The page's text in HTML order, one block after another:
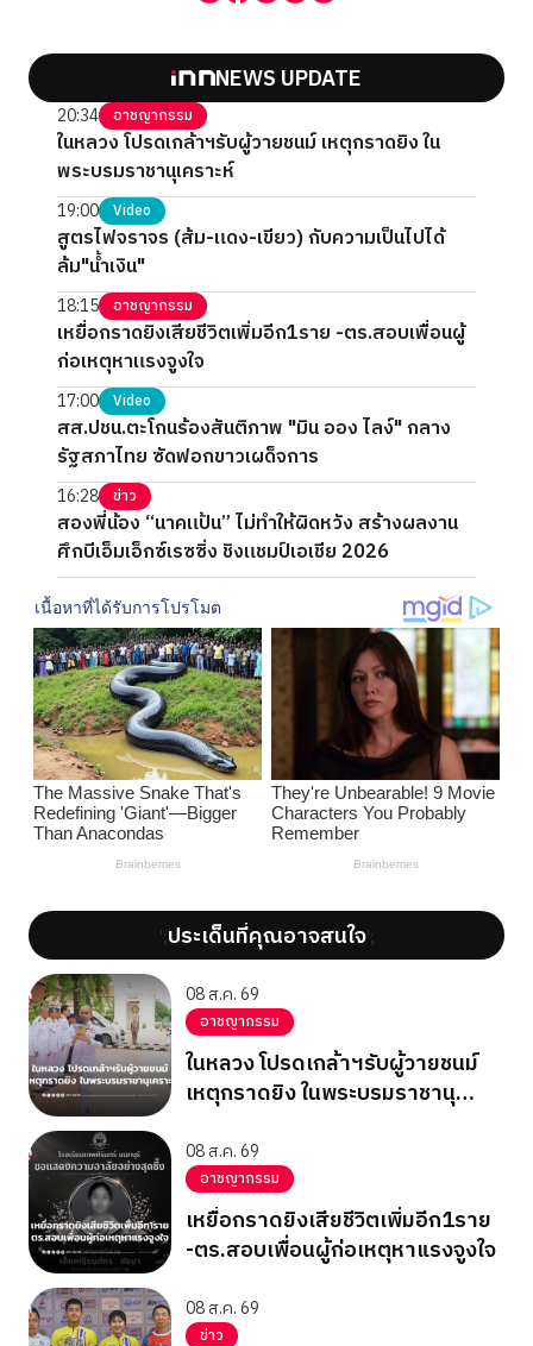
NEWS UPDATE
20:34 อาชญากรรม
ในหลวง โปรดเกล้าฯรับผู้วายชนม์ เหตุกราดยิง ใน
พระบรมราชานุเคราะห์
19:00 Video
สูตรไฟจราจร (ส้ม-แดง-เขียว) กับความเป็นไปได้
ล้ม"น้ำเงิน"
18:15 อาชญากรรม
เหยื่อกราดยิงเสียชีวิตเพิ่มอีก1ราย -ตร.สอบเพื่อนผู้
ก่อเหตุหาแรงจูงใจ
17:00 Video
สส.ปชน.ตะโกนร้องสันติภาพ "มิน ออง ไลง์" กลาง
รัฐสภาไทย ซัดฟอกขาวเผด็จการ
16:28 ข่าว
สองพี่น้อง “นาคแป้น” ไม่ทำให้ผิดหวัง สร้างผลงาน
ศึกบีเอ็มเอ็กซ์เรซซิ่ง ชิงแชมป์เอเชีย 2026
';ประเด็นที่คุณอาจสนใจ';
08 ส.ค. 69
อาชญากรรม
ในหลวง โปรดเกล้าฯรับผู้วายชนม์
เหตุกราดยิง ในพระบรมราชานุ
08 ส.ค. 69
อาชญากรรม
เหยื่อกราดยิงเสียชีวิตเพิ่มอีก1ราย
-ตร.สอบเพื่อนผู้ก่อเหตุหาแรงจูงใจ
08 ส.ค. 69
ข่าว